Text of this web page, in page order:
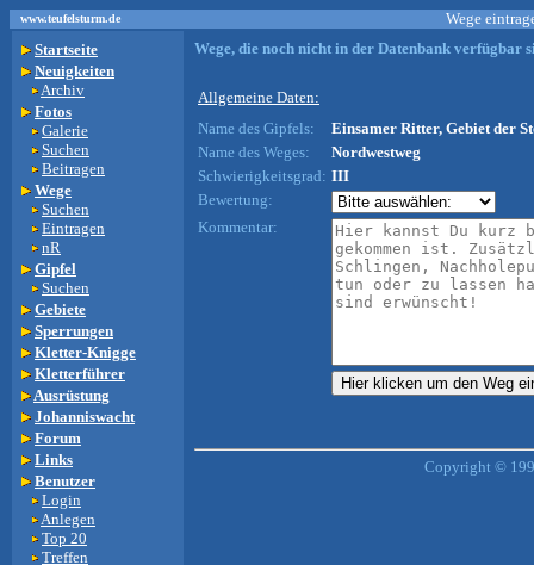
www.teufelsturm.de
Wege
Startseite
Neuigkeiten
Archiv
Fotos
Galerie
Suchen
Beitragen
Wege
Suchen
Eintragen
nR
Gipfel
Suchen
Gebiete
Sperrungen
Kletter-Knigge
Kletterführer
Ausrüstung
Johanniswacht
Forum
Links
Benutzer
Login
Anlegen
Top 20
Treffen
Wege, die noch nicht in der Datenbank verfügbar
Allgemeine Daten:
Name des Gipfels:
Einsamer Ritter, Gebiet der
Name des Weges:
Nordwestweg
Schwierigkeitsgrad: III
Bewertung:
Kommentar:
Copyright ©